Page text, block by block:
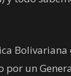
Bolivariana
por un